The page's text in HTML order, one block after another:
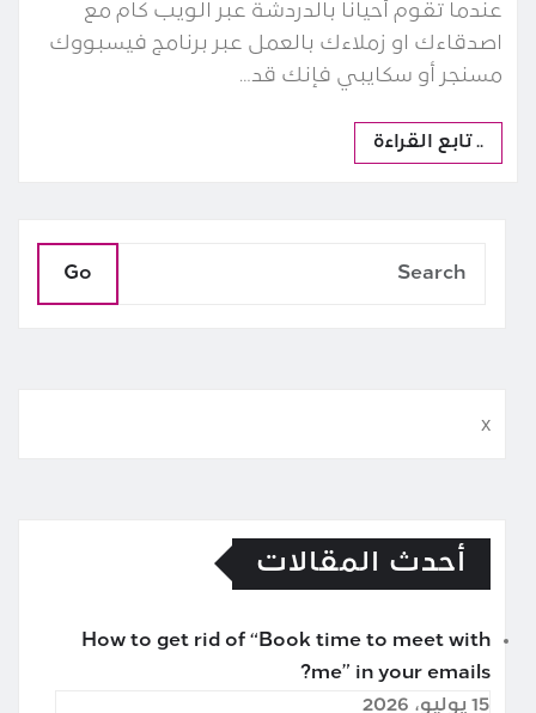
عندما تقوم أحيانا بالدردشة عبر الويب كام مع
اصدقاءك او زملاءك بالعمل عبر برنامج فيسبووك
مسنجر أو سكايبي فإنك قد…
.. تابع القراءة
Go
x
أحدث المقالات
How to get rid of “Book time to meet with
me” in your emails?
15 يوليو، 2026